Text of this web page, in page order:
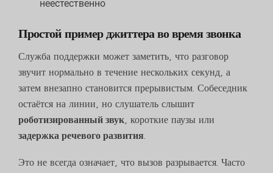
неестественно
Простой пример джиттера во время звонка
Служба поддержки может заметить, что разговор
звучит нормально в течение нескольких секунд, а
затем внезапно становится прерывистым. Собеседник
остаётся на линии, но слушатель слышит
роботизированный звук , короткие паузы или
задержка речевого развития
Это не всегда означает, что вызов разрывается. Часто